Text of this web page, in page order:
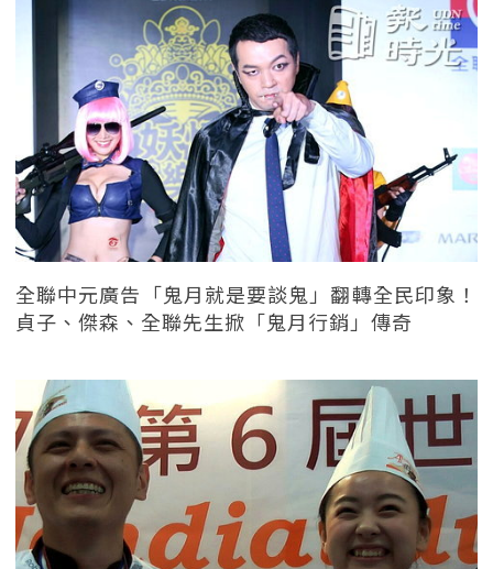
全聯中元廣告「鬼月就是要談鬼」翻轉全民印象！
貞子、傑森、全聯先生掀「鬼月行銷」傳奇